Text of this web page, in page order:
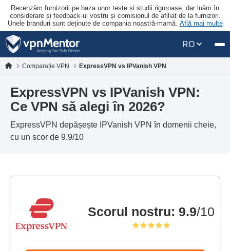
Recenzăm furnizorii pe baza unor teste și studii riguroase, dar luăm în
considerare și feedback-ul vostru și comisionul de afiliat de la furnizori.
Unele branduri sunt deținute de compania noastră-mamă. Află mai multe
RO
Comparație VPN ExpressVPN vs IPVanish VPN
ExpressVPN vs IPVanish VPN:
Ce VPN să alegi în 2026?
ExpressVPN depășește IPVanish VPN în domenii cheie,
cu un scor de 9.9/10
Scorul nostru: 9.9/10